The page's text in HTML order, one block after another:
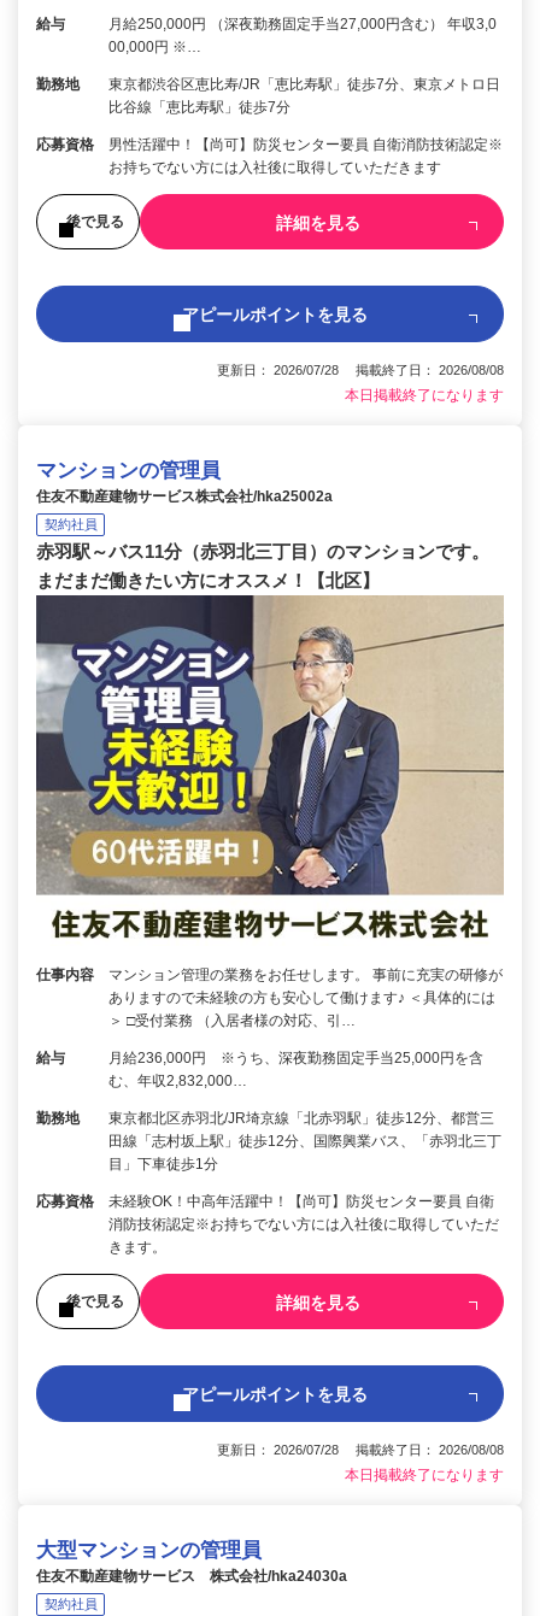
給与
月給250,000円 （深夜勤務固定手当27,000円含む） 年収3,0
00,000円 ※…
勤務地
東京都渋谷区恵比寿/JR「恵比寿駅」徒歩7分、東京メトロ日
比谷線「恵比寿駅」徒歩7分
応募資格
男性活躍中！【尚可】防災センター要員 自衛消防技術認定※
お持ちでない方には入社後に取得していただきます
後で見る 詳細を見る
アピールポイントを見る
更新日： 2026/07/28 掲載終了日： 2026/08/08
本日掲載終了になります
マンションの管理員
住友不動産建物サービス株式会社/hka25002a
契約社員
赤羽駅～バス11分（赤羽北三丁目）のマンションです。
まだまだ働きたい方にオススメ！【北区】
仕事内容
マンション管理の業務をお任せします。 事前に充実の研修が
ありますので未経験の方も安心して働けます♪ ＜具体的には
＞ □受付業務 （入居者様の対応、引…
給与
月給236,000円 ※うち、深夜勤務固定手当25,000円を含
む、年収2,832,000…
勤務地
東京都北区赤羽北/JR埼京線「北赤羽駅」徒歩12分、都営三
田線「志村坂上駅」徒歩12分、国際興業バス、「赤羽北三丁
目」下車徒歩1分
応募資格
未経験OK！中高年活躍中！【尚可】防災センター要員 自衛
消防技術認定※お持ちでない方には入社後に取得していただ
きます。
後で見る 詳細を見る
アピールポイントを見る
更新日： 2026/07/28 掲載終了日： 2026/08/08
本日掲載終了になります
大型マンションの管理員
住友不動産建物サービス 株式会社/hka24030a
契約社員